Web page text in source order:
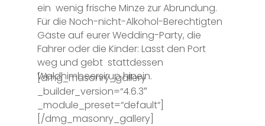
ein wenig frische Minze zur Abrundung.
Für die Noch-nicht-Alkohol-Berechtigten
Gäste auf eurer Wedding-Party, die
Fahrer oder die Kinder: Lasst den Port
weg und gebt stattdessen
Waldhimbeersirup hinein.
[dmg_masonry_gallery
_builder_version=“4.6.3″
_module_preset=“default“]
[/dmg_masonry_gallery]